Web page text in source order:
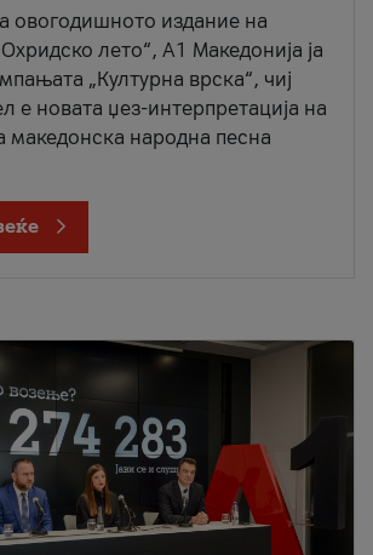
овогодишното издание на
лето“, А1 Македонија ја
„Културна врска“, чиј
е новата џез-интерпретација на
македонска народна песна